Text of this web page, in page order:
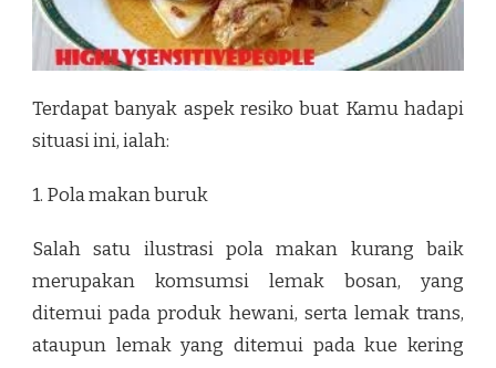
Terdapat banyak aspek resiko buat Kamu hadapi
situasi ini, ialah:
1. Pola makan buruk
Salah satu ilustrasi pola makan kurang baik
merupakan komsumsi lemak bosan, yang
ditemui pada produk hewani, serta lemak trans,
ataupun lemak yang ditemui pada kue kering